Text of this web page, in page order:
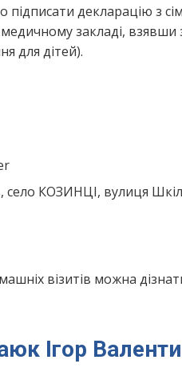
декларацію з
закладі, взявши
для дітей).
село КОЗИНЦІ, вулиця
візитів можна
Ігор